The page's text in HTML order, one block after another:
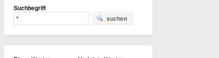
Suchbegriff
suchen